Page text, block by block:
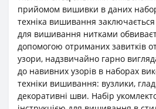
прийомом вишивки в даних
техніка вишивання
для вишивання нитками
допомогою отриманих завитків
узори, надзвичайно гарно
до навивних узорів в наборах
техніки вишивання: вузлики,
декоративні шви. Набір